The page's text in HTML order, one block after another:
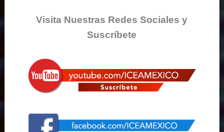
Visita Nuestras Redes Sociales y
Suscríbete